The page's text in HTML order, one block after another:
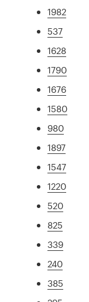
1982
537
1628
1790
1676
1580
980
1897
1547
1220
520
825
339
240
385